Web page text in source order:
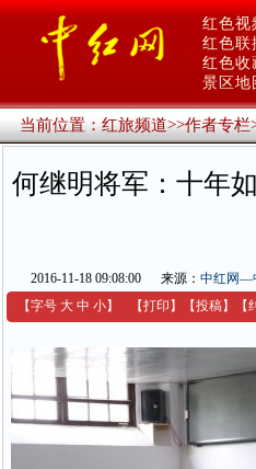
红色视
红色联
红色收
景区地
当前位置：红旅频道>>作者专栏
何继明将军：十年
2016-11-18 09:08:00 来源： 中红网—
【字号 大 中 小】 【打印 】 【投稿】 【